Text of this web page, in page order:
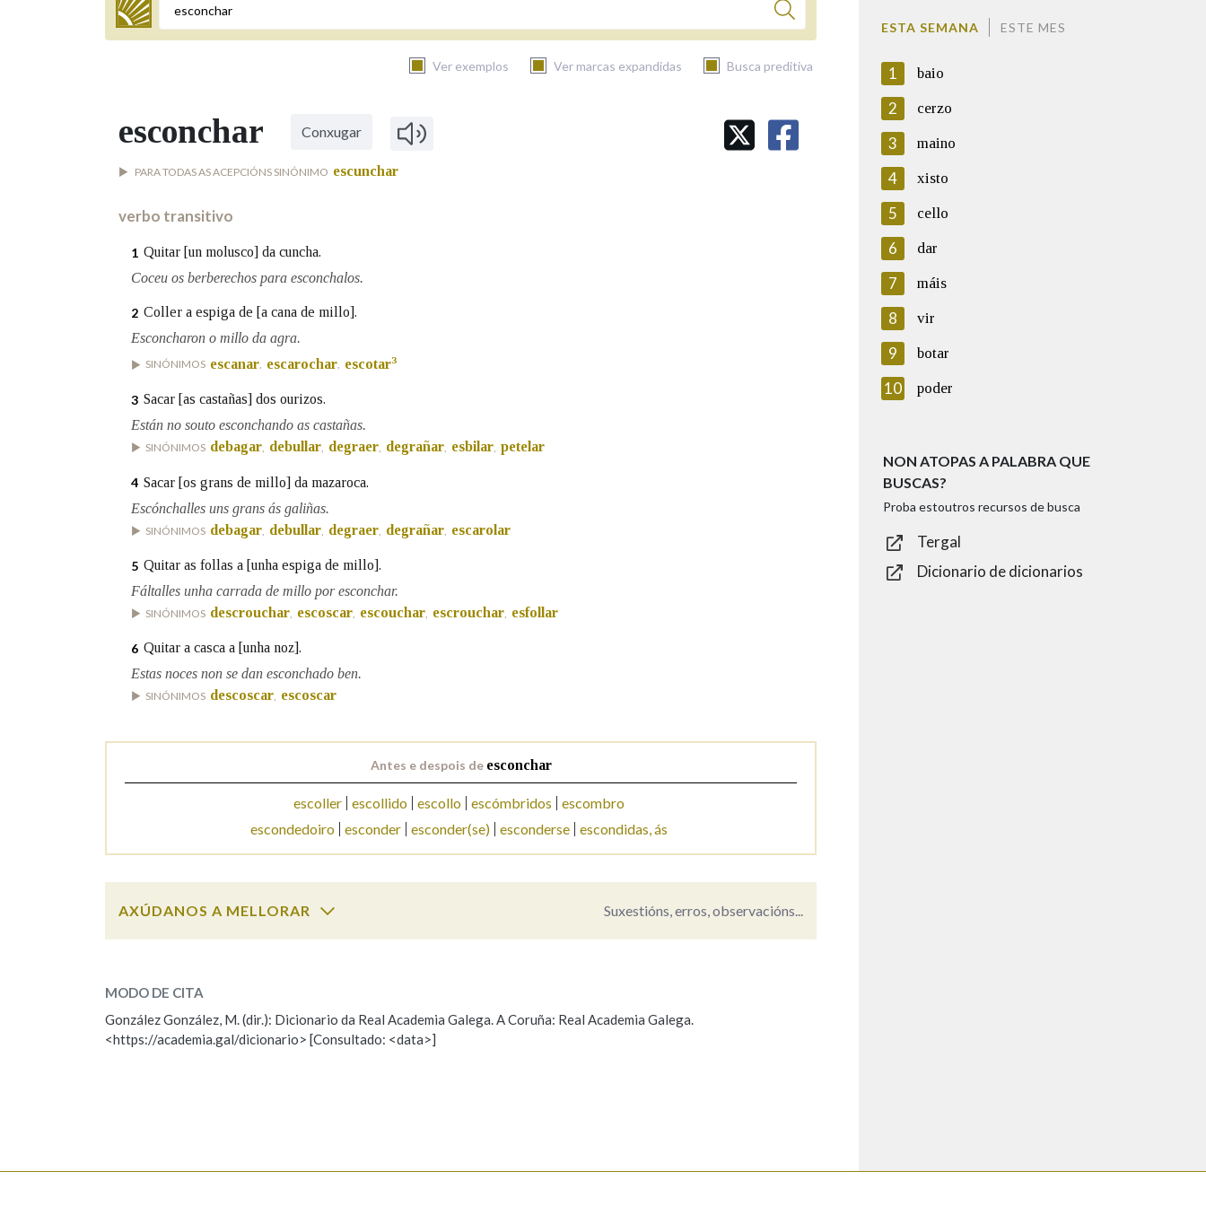
Termo a buscar
Ver exemplos Ver marcas expandidas Busca preditiva
BUSCAR NOS LEMAS
Comeza por
Remata por
Contén
OUTRAS OPCIÓNS DE BUSCA
Marcas gramaticais Pertence a
AXUDA NA BUSCA
esconchar Conxugar
PARA TODAS AS ACEPCIÓNS SINÓNIMO escunchar
verbo transitivo
1 Quitar [un molusco] da cuncha.
Coceu os berberechos para esconchalos.
2 Coller a espiga de [a cana de millo].
Esconcharon o millo da agra.
SINÓNIMOS escanar, escarochar, escotar3
3 Sacar [as castañas] dos ourizos.
Están no souto esconchando as castañas.
SINÓNIMOS debagar, debullar, degraer, degrañar, esbilar, petelar
4 Sacar [os grans de millo] da mazaroca.
Escónchalles uns grans ás galiñas.
SINÓNIMOS debagar debullar degraer degrañar escarolar
5 Quitar as follas a [unha espiga de millo].
Fáltalles unha carrada de millo por esconchar.
SINÓNIMOS descrouchar escoscar escouchar escrouchar esfollar
6 Quitar a casca a [unha noz].
Estas noces non se dan esconchado ben.
SINÓNIMOS descoscar, escoscar
Antes e despois de esconchar
escoller escollido escollo escómbridos
escombro
escondedoiro
esconder esconder(se) esconderse escondidas, ás
AXÚDANOS A MELLORAR Suxestións, erros, observacións...
ESCOLLE UNHA OPCIÓN:
Observación Hai un erro na palabra Propoño mellorar a definición
MODO DE CITA
González González, M. (dir.): Dicionario da Real Academia Galega. A Coruña: Real Academia Galega.
<https://academia.gal/dicionario> [Consultado: <data>]
ESTA SEMANA ESTE MES
1 baio
2 cerzo
3 maino
4 xisto
5 cello
6 dar
7 máis
8 vir
9 botar
10 poder
NON ATOPAS A PALABRA QUE
BUSCAS?
Proba estoutros recursos de busca
Tergal
Dicionario de dicionarios